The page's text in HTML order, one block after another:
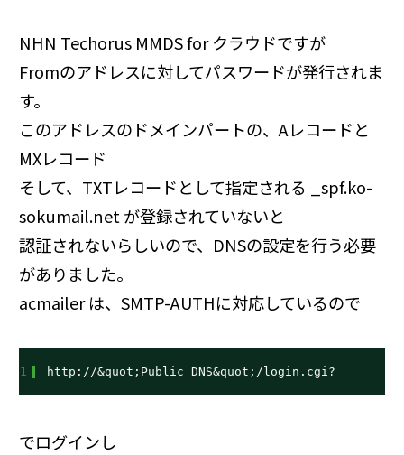
NHN Techorus MMDS for クラウドですが
Fromのアドレスに対してパスワードが発行されま
す。
このアドレスのドメインパートの、Aレコードと
MXレコード
そして、TXTレコードとして指定される _spf.ko-
sokumail.net が登録されていないと
認証されないらしいので、DNSの設定を行う必要
がありました。
acmailer は、SMTP-AUTHに対応しているので
1 http://&quot;Public DNS&quot;/login.cgi?
でログインし